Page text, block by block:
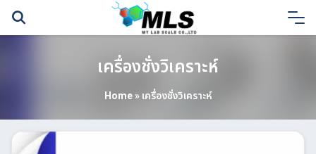
Skip
เครื่องชั่งวิเคราะห์
Home» เครื่องชั่งวิเคราะห์